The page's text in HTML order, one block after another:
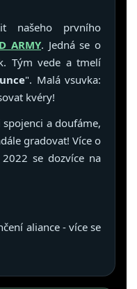
našeho prvního
ARMY. Jedná se o
Tým vede a tmelí
". Malá vsuvka:
kvéry!
spojenci a doufáme,
gradovat! Více o
se dozvíce na
aliance - více se